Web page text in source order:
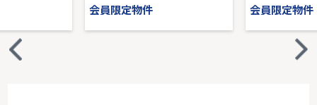
会員限定物件 会員限定物件